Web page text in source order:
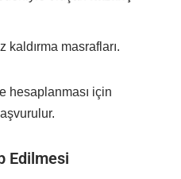
kaldırma masrafları.
hesaplanması için
Edilmesi